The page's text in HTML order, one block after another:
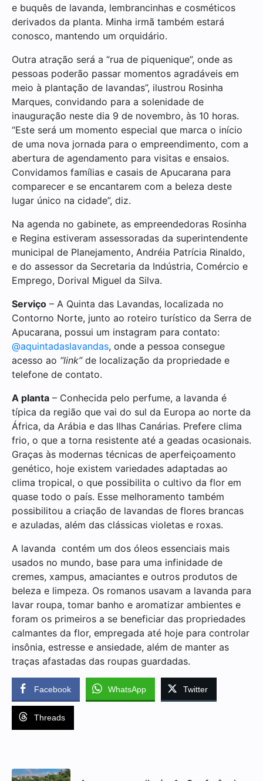
e buquês de lavanda, lembrancinhas e cosméticos
derivados da planta. Minha irmã também estará
conosco, mantendo um orquidário.
Outra atração será a “rua de piquenique”, onde as
pessoas poderão passar momentos agradáveis em
meio à plantação de lavandas”, ilustrou Rosinha
Marques, convidando para a solenidade de
inauguração neste dia 9 de novembro, às 10 horas.
“Este será um momento especial que marca o início
de uma nova jornada para o empreendimento, com a
abertura de agendamento para visitas e ensaios.
Convidamos famílias e casais de Apucarana para
comparecer e se encantarem com a beleza deste
lugar único na cidade”, diz.
Na agenda no gabinete, as empreendedoras Rosinha
e Regina estiveram assessoradas da superintendente
municipal de Planejamento, Andréia Patrícia Rinaldo,
e do assessor da Secretaria da Indústria, Comércio e
Emprego, Dorival Miguel da Silva.
Serviço – A Quinta das Lavandas, localizada no
Contorno Norte, junto ao roteiro turístico da Serra de
Apucarana, possui um instagram para contato:
@aquintadaslavandas, onde a pessoa consegue
acesso ao “link”de localização da propriedade e
telefone de contato.
A planta – Conhecida pelo perfume, a lavanda é
típica da região que vai do sul da Europa ao norte da
África, da Arábia e das Ilhas Canárias. Prefere clima
frio, o que a torna resistente até a geadas ocasionais.
Graças às modernas técnicas de aperfeiçoamento
genético, hoje existem variedades adaptadas ao
clima tropical, o que possibilita o cultivo da flor em
quase todo o país. Esse melhoramento também
possibilitou a criação de lavandas de flores brancas
e azuladas, além das clássicas violetas e roxas.
A lavanda contém um dos óleos essenciais mais
usados no mundo, base para uma infinidade de
cremes, xampus, amaciantes e outros produtos de
beleza e limpeza. Os romanos usavam a lavanda para
lavar roupa, tomar banho e aromatizar ambientes e
foram os primeiros a se beneficiar das propriedades
calmantes da flor, empregada até hoje para controlar
insônia, estresse e ansiedade, além de manter as
traças afastadas das roupas guardadas.
Facebook WhatsApp Twitter
Threads